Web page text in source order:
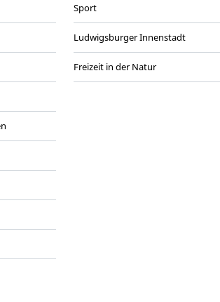
Sport
Ludwigsburger Innenstadt
Freizeit in der Natur